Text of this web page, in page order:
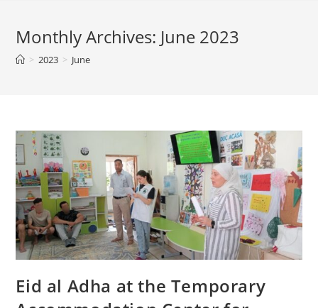
Monthly Archives: June 2023
> 2023 > June
Eid al Adha at the Temporary